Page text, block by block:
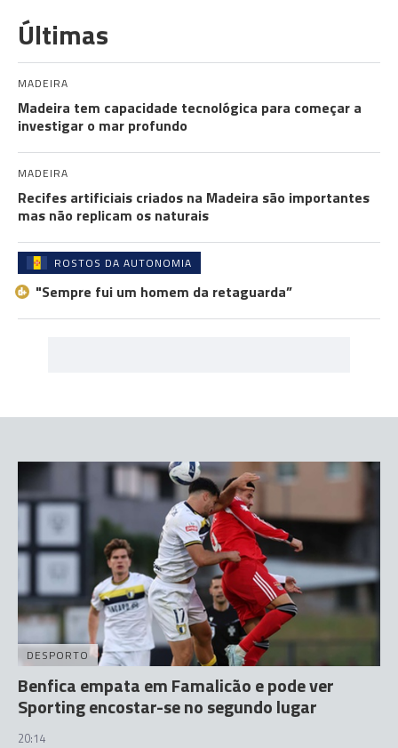
Últimas
MADEIRA
Madeira tem capacidade tecnológica para começar a
investigar o mar profundo
MADEIRA
Recifes artificiais criados na Madeira são importantes
mas não replicam os naturais
ROSTOS DA AUTONOMIA
"Sempre fui um homem da retaguarda”
DESPORTO
Benfica empata em Famalicão e pode ver
Sporting encostar-se no segundo lugar
20:14